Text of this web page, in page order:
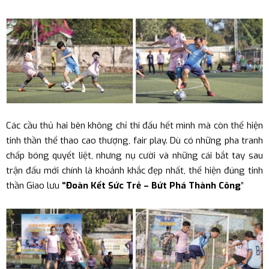
Các cầu thủ hai bên không chỉ thi đấu hết mình mà còn thể hiện
tinh thần thể thao cao thượng, fair play. Dù có những pha tranh
chấp bóng quyết liệt, nhưng nụ cười và những cái bắt tay sau
trận đấu mới chính là khoảnh khắc đẹp nhất, thể hiện đúng tinh
thần Giao lưu “Đoàn Kết Sức Trẻ – Bứt Phá Thành Công”